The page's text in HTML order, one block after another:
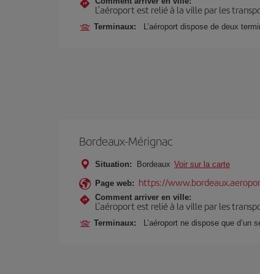
L’aéroport est relié à la ville par les
Terminaux: L’aéroport dispose de deux
Bordeaux-Mérignac
Situation: Bordeaux Voir sur la carte
Page web: https://
Comment arriver en ville:
L’aéroport est relié à la ville par les
Terminaux: L’aéroport ne dispose que